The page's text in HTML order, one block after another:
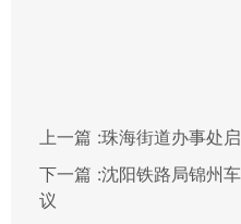
上一篇 :珠海街道办事处
下一篇 :沈阳铁路局锦州
议